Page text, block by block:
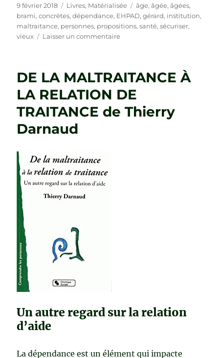
Publié
le
9 février 2018 Catégories
Livres, Matérialisée Étiquettes
âge,âgée,âgées,
brami,concrètes,dépendance, EHPAD,gérard, institution,
maltraitance, personnes, propositions,santé,sécuriser,
vieux
Laisser un commentairesur
EN
de
Gérard
Brami
DE LA MALTRAITANCE À
LA RELATION DE
TRAITANCE de Thierry
Darnaud
Un autre regard sur la relation
d’aide
La dépendance est un élément qui impacte